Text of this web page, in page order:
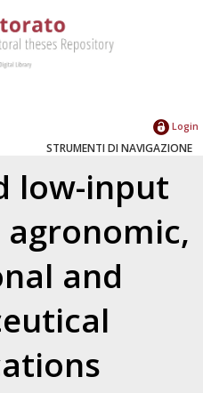
Login
STRUMENTI DI NAVIGAZIONE
low-input
and